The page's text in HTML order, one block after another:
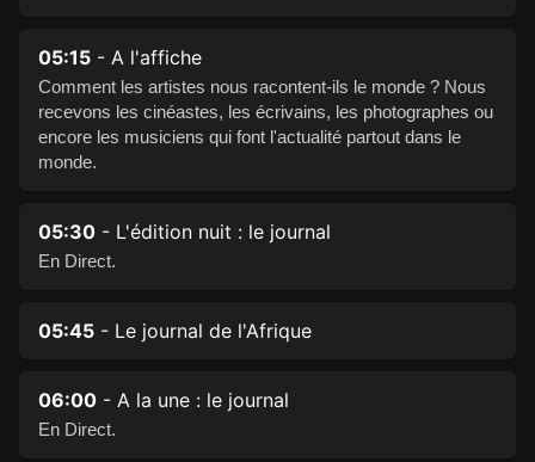
05:15 - A l'affiche
Comment les artistes nous racontent-ils le monde ? Nous
recevons les cinéastes, les écrivains, les photographes ou
encore les musiciens qui font l'actualité partout dans le
monde.
05:30 - L'édition nuit : le journal
En Direct.
05:45 - Le journal de l'Afrique
06:00 - A la une : le journal
En Direct.